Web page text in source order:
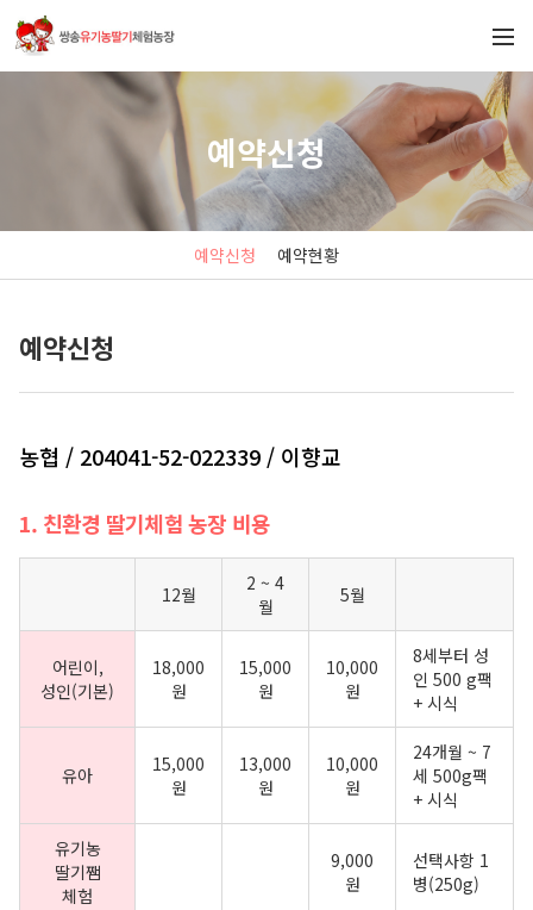
예약신청
예약신청 예약현황
예약신청
농협 / 204041-52-022339 / 이향교
1. 친환경 딸기체험 농장 비용
12월
2 ~ 4
월
5월
어린이,
성인(기본)
18,000
원
15,000
원
10,000
원
8세부터 성
인 500 g팩
+ 시식
유아
15,000
원
13,000
원
10,000
원
24개월 ~ 7
세 500g팩
+ 시식
유기농
딸기쨈
체험
9,000
원
선택사항 1
병(250g)